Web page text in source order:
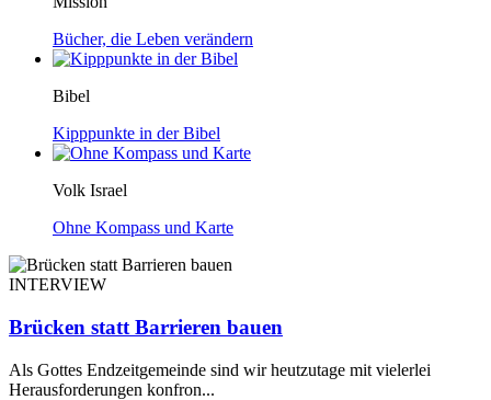
Bücher, die Leben verändern
Bibel
Kipppunkte in der Bibel
Volk Israel
Ohne Kompass und Karte
INTERVIEW
Brücken statt Barrieren bauen
Als Gottes Endzeitgemeinde sind wir heutzutage mit vielerlei
Herausforderungen konfron...